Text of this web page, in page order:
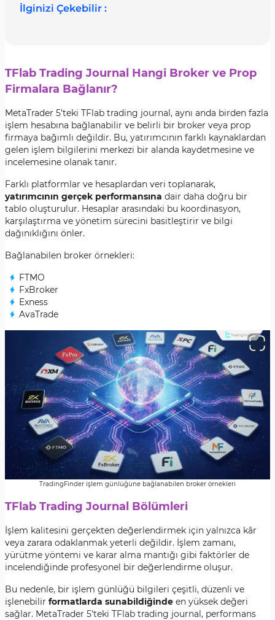
İlginizi Çekebilir :
TFlab Trading Journal Hangi Broker ve Prop
Firmalara Bağlanır?
MetaTrader 5’teki TFlab trading journal, aynı anda birden fazla
işlem hesabına bağlanabilir ve belirli bir broker veya prop
firmaya bağımlı değildir. Bu, yatırımcının farklı kaynaklardan
gelen işlem bilgilerini merkezi bir alanda kaydetmesine ve
incelemesine olanak tanır.
Farklı platformlar ve hesaplardan veri toplanarak,
yatırımcının gerçek performansına dair daha doğru bir
tablo oluşturulur. Hesaplar arasındaki bu koordinasyon,
karşılaştırma ve yönetim sürecini basitleştirir ve bilgi
dağınıklığını önler.
Bağlanabilen broker örnekleri:
FTMO
FxBroker
Exness
AvaTrade
TradingFinder işlem günlüğüne bağlanabilen broker örnekleri
TFlab Trading Journal Bölümleri
İşlem kalitesini gerçekten değerlendirmek için yalnızca kâr
veya zarara odaklanmak yeterli değildir. İşlem zamanı,
yürütme yöntemi ve karar alma mantığı gibi faktörler de
incelendiğinde profesyonel bir değerlendirme oluşur.
Bu nedenle, bir işlem günlüğü bilgileri çeşitli, düzenli ve
işlenebilir formatlarda sunabildiğinde en yüksek değeri
sağlar. MetaTrader 5’teki TFlab trading journal, performans